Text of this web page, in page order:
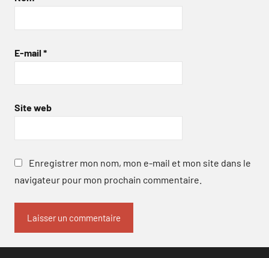
E-mail *
Site web
Enregistrer mon nom, mon e-mail et mon site dans le
navigateur pour mon prochain commentaire.